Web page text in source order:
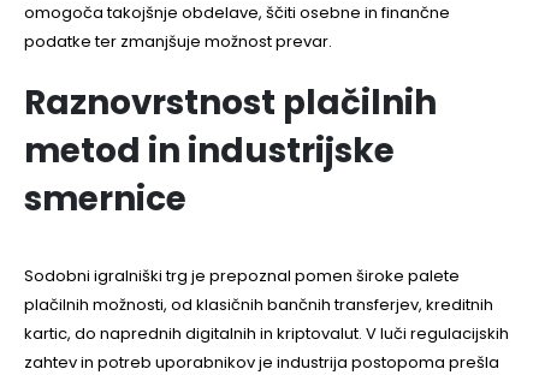
omogoča takojšnje obdelave, ščiti osebne in finančne
podatke ter zmanjšuje možnost prevar.
Raznovrstnost plačilnih
metod in industrijske
smernice
Sodobni igralniški trg je prepoznal pomen široke palete
plačilnih možnosti, od klasičnih bančnih transferjev, kreditnih
kartic, do naprednih digitalnih in kriptovalut. V luči regulacijskih
zahtev in potreb uporabnikov je industrija postopoma prešla